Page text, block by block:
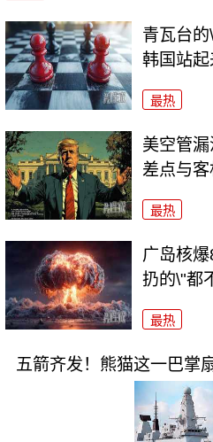
青瓦台
韩国站起
最热
美空管
差点与客
最热
广岛核
扔的\"都
最热
五箭齐发！熊猫这一巴掌